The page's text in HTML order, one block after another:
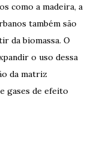
como a madeira, a
também são
da biomassa. O
o uso dessa
da matriz
gases de efeito